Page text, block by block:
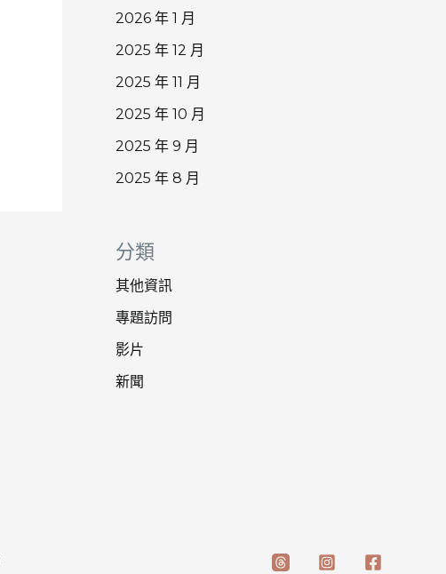
2026 年 1 月
2025 年 12 月
2025 年 11 月
2025 年 10 月
2025 年 9 月
2025 年 8 月
分類
其他資訊
專題訪問
影片
新聞